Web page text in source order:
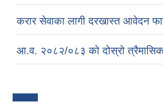
करार सेवाका लागी दरखास्त आवेदन
आ.व. २०८२/०८३ को दोस्रो